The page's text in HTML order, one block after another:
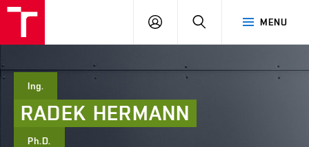
MENU
LOG
Ing.
RADEK HERMANN
Ph.D.